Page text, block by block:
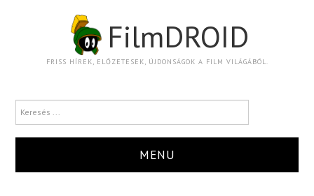
FilmDROID
FRISS HÍREK, ELŐZETESEK, ÚJDONSÁGOK A FILM VILÁGÁBÓL.
MENU